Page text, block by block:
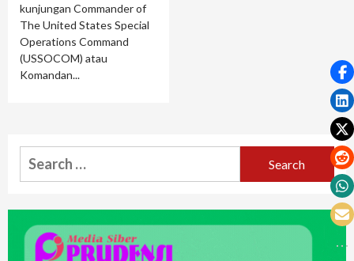
kunjungan Commander of
The United States Special
Operations Command
(USSOCOM) atau
Komandan...